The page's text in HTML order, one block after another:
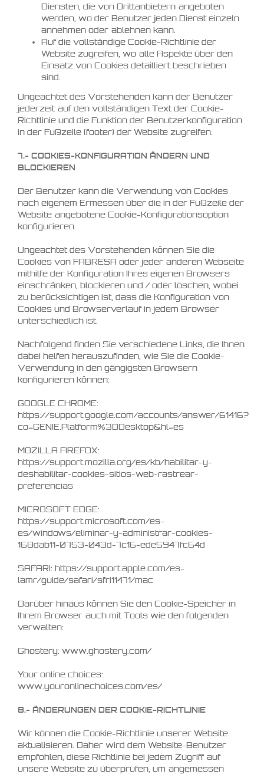
Diensten, die von Drittanbietern angeboten
werden, wo der Benutzer jeden Dienst einzeln
annehmen oder ablehnen kann.
Auf die vollständige Cookie-Richtlinie der
Website zugreifen, wo alle Aspekte über den
Einsatz von Cookies detailliert beschrieben
sind.
Ungeachtet des Vorstehenden kann der Benutzer
jederzeit auf den vollständigen Text der Cookie-
Richtlinie und die Funktion der Benutzerkonfiguration
in der Fußzeile (footer) der Website zugreifen.
7.- COOKIES-KONFIGURATION ÄNDERN UND
BLOCKIEREN
Der Benutzer kann die Verwendung von Cookies
nach eigenem Ermessen über die in der Fußzeile der
Website angebotene Cookie-Konfigurationsoption
konfigurieren.
Ungeachtet des Vorstehenden können Sie die
Cookies von FABRESA oder jeder anderen Webseite
mithilfe der Konfiguration Ihres eigenen Browsers
einschränken, blockieren und / oder löschen, wobei
zu berücksichtigen ist, dass die Konfiguration von
Cookies und Browserverlauf in jedem Browser
unterschiedlich ist.
Nachfolgend finden Sie verschiedene Links, die Ihnen
dabei helfen herauszufinden, wie Sie die Cookie-
Verwendung in den gängigsten Browsern
konfigurieren können:
GOOGLE CHROME:
https://support.google.com/accounts/answer/61416?
co=GENIE.Platform%3DDesktop&hl=es
MOZILLA FIREFOX:
https://support.mozilla.org/es/kb/habilitar-y-
deshabilitar-cookies-sitios-web-rastrear-
preferencias
MICROSOFT EDGE:
https://support.microsoft.com/es-
es/windows/eliminar-y-administrar-cookies-
168dab11-0753-043d-7c16-ede5947fc64d
SAFARI: https://support.apple.com/es-
lamr/guide/safari/sfri11471/mac
Darüber hinaus können Sie den Cookie-Speicher in
Ihrem Browser auch mit Tools wie den folgenden
verwalten:
Ghostery: www.ghostery.com/
Your online choices:
www.youronlinechoices.com/es/
8.- ÄNDERUNGEN DER COOKIE-RICHTLINIE
Wir können die Cookie-Richtlinie unserer Website
aktualisieren. Daher wird dem Website-Benutzer
empfohlen, diese Richtlinie bei jedem Zugriff auf
unsere Website zu überprüfen, um angemessen